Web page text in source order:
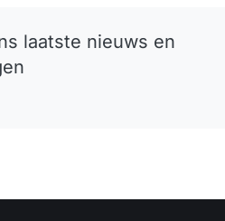
laatste nieuws en